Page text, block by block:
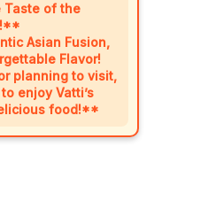
of the
Asian Fusion,
Flavor!
planning to visit,
enjoy Vatti’s
food!**